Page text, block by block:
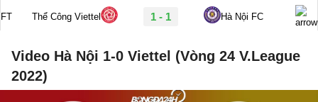
Video Hà Nội 1-0 Viettel (Vòng 24 V.League
2022)